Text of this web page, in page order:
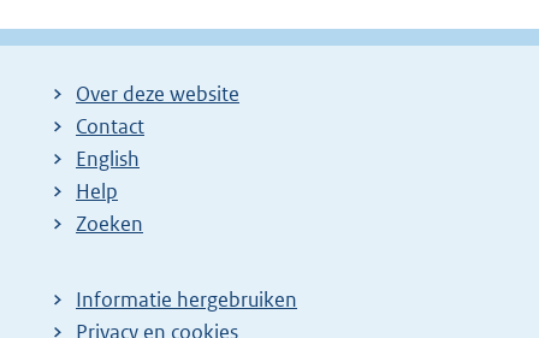
Over deze website
Contact
English
Help
Zoeken
Informatie hergebruiken
Privacy en cookies